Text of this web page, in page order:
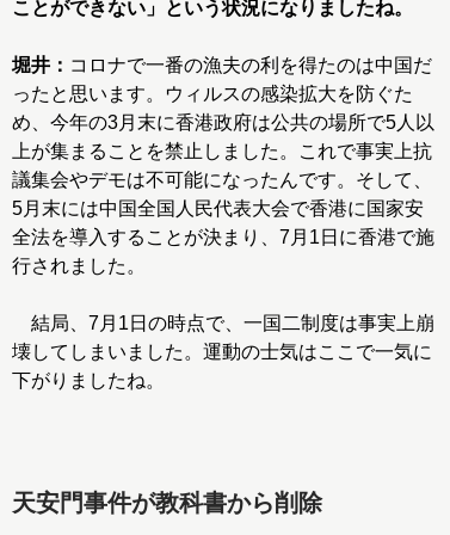
ことができない」という状況になりましたね。
堀井： コロナで一番の漁夫の利を得たのは中国だ
ったと思います。ウィルスの感染拡大を防ぐた
め、今年の3月末に香港政府は公共の場所で5人以
上が集まることを禁止しました。これで事実上抗
議集会やデモは不可能になったんです。そして、
5月末には中国全国人民代表大会で香港に国家安
全法を導入することが決まり、7月1日に香港で施
行されました。
結局、7月1日の時点で、一国二制度は事実上崩
壊してしまいました。運動の士気はここで一気に
下がりましたね。
天安門事件が教科書から削除